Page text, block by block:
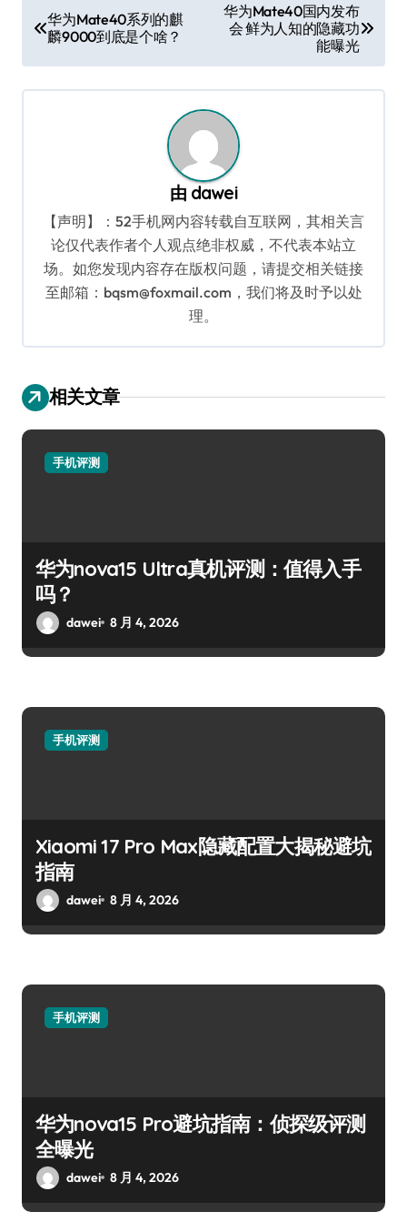
章
导
航
华为Mate40系列的麒
麟9000到底是个啥？
华为Mate40国内发布
会 鲜为人知的隐藏功
能曝光
由 dawei
【声明】：52手机网内容转载自互联网，其相关言
论仅代表作者个人观点绝非权威，不代表本站立
场。如您发现内容存在版权问题，请提交相关链接
至邮箱：bqsm@foxmail.com，我们将及时予以处
理。
相关文章
手机评测
华为nova15 Ultra真机评测：值得入手
吗？
dawei 8 月 4, 2026
手机评测
Xiaomi 17 Pro Max隐藏配置大揭秘避坑
指南
dawei 8 月 4, 2026
手机评测
华为nova15 Pro避坑指南：侦探级评测
全曝光
dawei 8 月 4, 2026